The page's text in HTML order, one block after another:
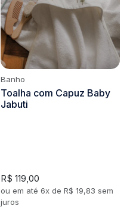
Banho
Toalha com Capuz Baby
Jabuti
R$ 119,00
ou em até 6x de R$ 19,83 sem
juros